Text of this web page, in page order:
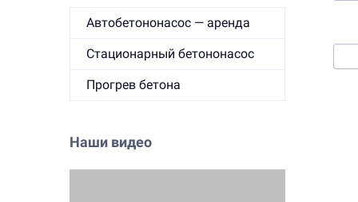
Автобетононасос — аренда
Стационарный бетононасос
Прогрев бетона
Наши видео